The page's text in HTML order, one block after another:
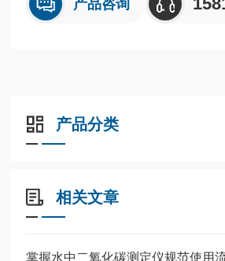
产品咨询
产品分类
相关文章